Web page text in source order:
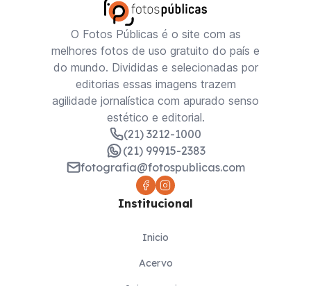
O Fotos Públicas é o site com as
melhores fotos de uso gratuito do país e
do mundo. Divididas e selecionadas por
editorias essas imagens trazem
agilidade jornalística com apurado senso
estético e editorial.
(21) 3212-1000
(21) 99915-2383
fotografia@fotospublicas.com
Institucional
Inicio
Acervo